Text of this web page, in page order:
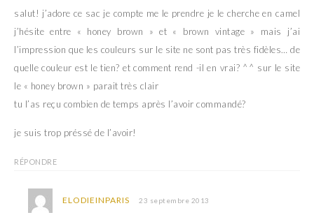
salut! j’adore ce sac je compte me le prendre je le cherche en camel
j’hésite entre « honey brown » et « brown vintage » mais j’ai
l’impression que les couleurs sur le site ne sont pas très fidèles… de
quelle couleur est le tien? et comment rend -il en vrai? ^^ sur le site
le « honey brown » parait très clair
tu l’as reçu combien de temps après l’avoir commandé?
je suis trop préssé de l’avoir!
RÉPONDRE
ELODIEINPARIS 23 septembre 2013